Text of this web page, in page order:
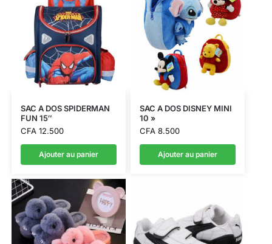
SAC A DOS SPIDERMAN
FUN 15″
CFA12.500
Ajouter au panier
SAC A DOS DISNEY MINI
10 »
CFA8.500
Ajouter au panier